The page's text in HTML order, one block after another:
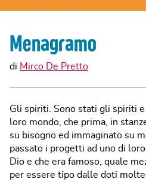
Menagramo
di Mirco De Pretto
Gli spiriti. Sono stati gli spiriti
loro mondo, che prima, in
su bisogno ed immaginato su
passato i progetti ad uno di
Dio e che era famoso, quale
per essere tipo dalle doti